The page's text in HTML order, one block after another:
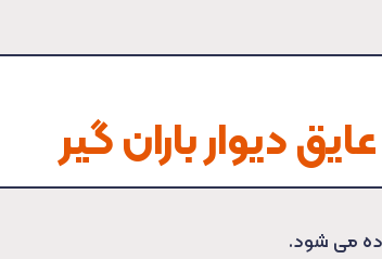
دیوار باران گیر
می شود.